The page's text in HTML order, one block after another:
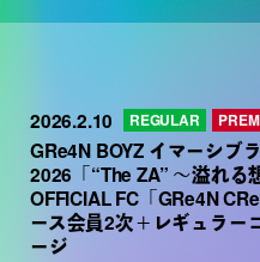
2026.2.10
GRe4N BOYZ イマーシブ
2026「“The ZA” 〜溢れる
OFFICIAL FC「GRe4N
ース会員2次＋レギュラー
ージ
REGULAR